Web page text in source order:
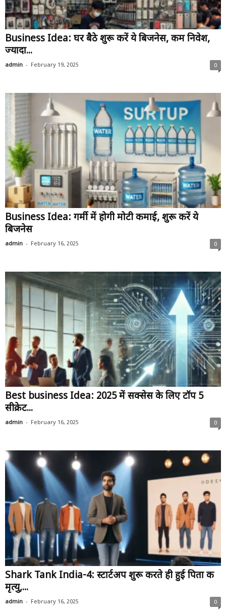
Business Idea: घर बैठे शुरू करें ये बिजनेस, कम निवेश,
ज्यादा...
admin - February 19, 2025 0
Business Idea: गर्मी में होगी मोटी कमाई, शुरू करें ये
बिजनेस
admin - February 16, 2025 0
Best business Idea: 2025 में सक्सेस के लिए टॉप 5
सीक्रेट...
admin - February 16, 2025 0
Shark Tank India-4: स्टार्टअप शुरू करते ही हुई पिता की
मृत्यु,...
admin - February 16, 2025 0